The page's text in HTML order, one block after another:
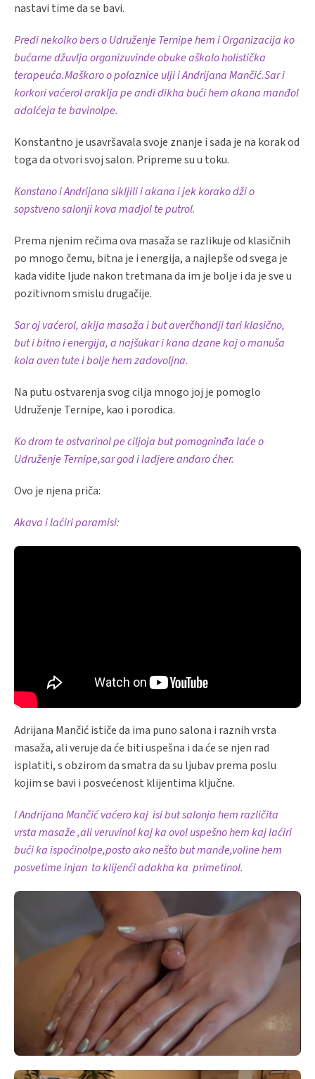
nastavi time da se bavi.
Predi nekolko bers o Udruženje Ternipe hem i Organizacija ko
bućarne džuvlja organizuvinde obuke aškalo holistička
terapeuća.Maškaro o polaznice ulji i Andrijana Mančić.Sar i
korkori vaćerol araklja pe andi dikha bući hem akana manđol
adalćeja te bavinolpe.
Konstantno je usavršavala svoje znanje i sada je na korak od
toga da otvori svoj salon. Pripreme su u toku.
Konstano i Andrijana sikljili i akana i jek korako dži o
sopstveno salonji kova madjol te putrol.
Prema njenim rečima ova masaža se razlikuje od klasičnih
po mnogo čemu, bitna je i energija, a najlepše od svega je
kada vidite ljude nakon tretmana da im je bolje i da je sve u
pozitivnom smislu drugačije.
Sar oj vaćerol, akija masaža i but averčhandji tari klasično,
but i bitno i energija, a najšukar i kana dzane kaj o manuša
kola aven tute i bolje hem zadovoljna.
Na putu ostvarenja svog cilja mnogo joj je pomoglo
Udruženje Ternipe, kao i porodica.
Ko drom te ostvarinol pe ciljoja but pomogninđa laće o
Udruženje Ternipe,sar god i ladjere andaro ćher.
Ovo je njena priča:
Akava i laćiri paramisi:
Adrijana Mančić ističe da ima puno salona i raznih vrsta
masaža, ali veruje da će biti uspešna i da će se njen rad
isplatiti, s obzirom da smatra da su ljubav prema poslu
kojim se bavi i posvećenost klijentima ključne.
I Andrijana Mančić vaćero kaj isi but salonja hem različita
vrsta masaže ,ali veruvinol kaj ka ovol uspešno hem kaj laćiri
bući ka ispoćinolpe,posto ako nešto but manđe,voline hem
posvetime injan to klijenći adakha ka primetinol.